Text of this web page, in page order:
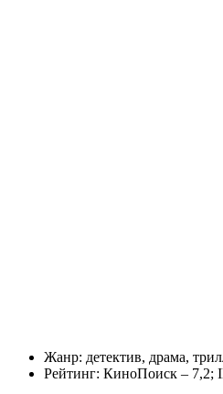
Жанр: детектив, драма,
Рейтинг: КиноПоиск – 7,2;